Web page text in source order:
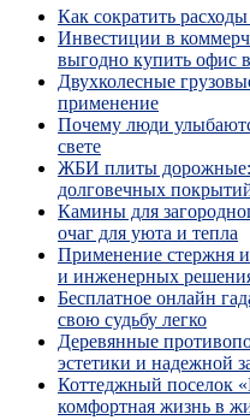
Как сократить расходы
Инвестиции в
выгодно купить офис
Двухколесные
применение
Почему люди
свете
ЖБИ плиты дорожные:
долговечных
Камины для
очаг для уюта и тепла
Применение стержня
и инженерных
Бесплатное онлайн
свою судьбу легко
Деревянные
эстетики и надежной
Коттеджный поселок
комфортная жизнь в